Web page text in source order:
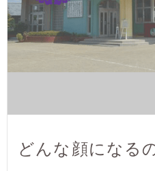
どんな顔になる